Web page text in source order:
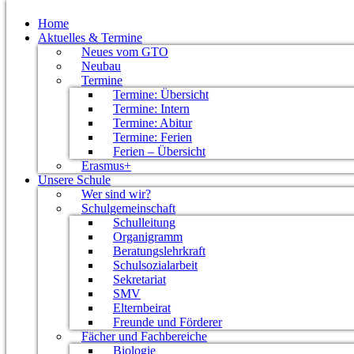
Home
Aktuelles & Termine
Neues vom GTO
Neubau
Termine
Termine: Übersicht
Termine: Intern
Termine: Abitur
Termine: Ferien
Ferien – Übersicht
Erasmus+
Unsere Schule
Wer sind wir?
Schulgemeinschaft
Schulleitung
Organigramm
Beratungslehrkraft
Schulsozialarbeit
Sekretariat
SMV
Elternbeirat
Freunde und Förderer
Fächer und Fachbereiche
Biologie
Vereinigung der Freunde und Förderer des
Die Freunde und Förderer des GTO sehen ihre
Osterburken und seiner Schulgemeinschaft. Unser